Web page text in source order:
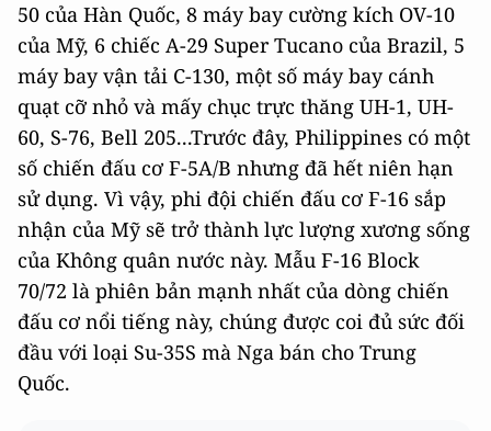
50 của Hàn Quốc, 8 máy bay cường kích OV-10
của Mỹ, 6 chiếc A-29 Super Tucano của Brazil, 5
máy bay vận tải C-130, một số máy bay cánh
quạt cỡ nhỏ và mấy chục trực thăng UH-1, UH-
60, S-76, Bell 205...Trước đây, Philippines có một
số chiến đấu cơ F-5A/B nhưng đã hết niên hạn
sử dụng. Vì vậy, phi đội chiến đấu cơ F-16 sắp
nhận của Mỹ sẽ trở thành lực lượng xương sống
của Không quân nước này. Mẫu F-16 Block
70/72 là phiên bản mạnh nhất của dòng chiến
đấu cơ nổi tiếng này, chúng được coi đủ sức đối
đầu với loại Su-35S mà Nga bán cho Trung
Quốc.